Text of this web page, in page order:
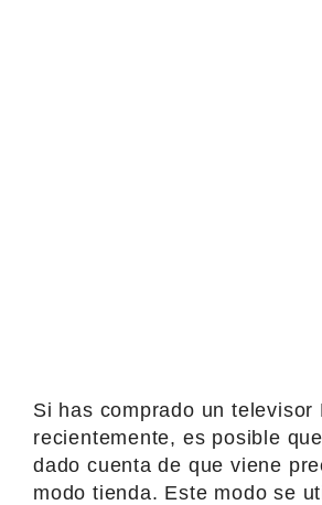
Si has comprado un televisor
recientemente, es posible
dado cuenta de que viene
modo tienda. Este modo se